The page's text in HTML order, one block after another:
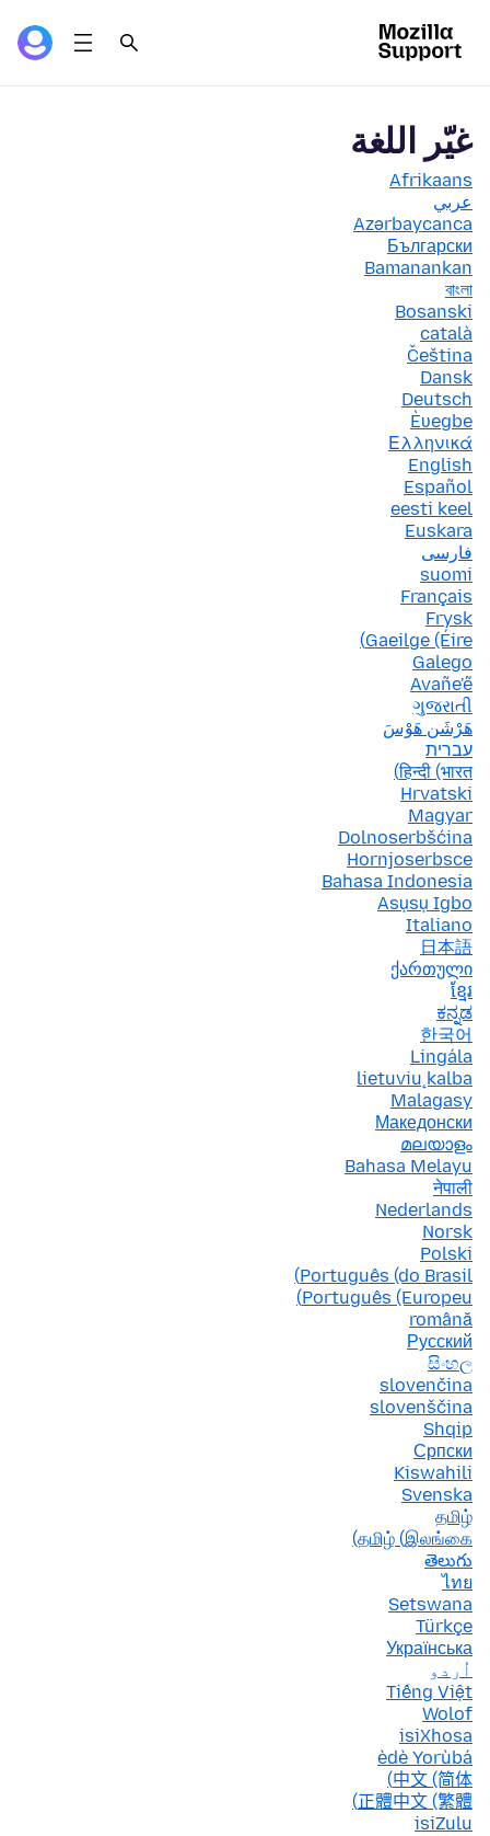
غيّر اللغة
Afrikaans
عربي
Azərbaycanca
Български
Bamanankan
বাংলা
Bosanski
català
Čeština
Dansk
Deutsch
Èʋegbe
Ελληνικά
English
Español
eesti keel
Euskara
فارسی
suomi
Français
Frysk
Gaeilge (Éire)
Galego
Avañe'ẽ
ગુજરાતી
هَرْشَن هَوْسَ
עברית
हिन्दी (भारत)
Hrvatski
Magyar
Dolnoserbšćina
Hornjoserbsce
Bahasa Indonesia
Asụsụ Igbo
Italiano
日本語
ქართული
ខ្មែរ
ಕನ್ನಡ
한국어
Lingála
lietuvių kalba
Malagasy
Македонски
മലയാളം
Bahasa Melayu
नेपाली
Nederlands
Norsk
Polski
Português (do Brasil)
Português (Europeu)
română
Русский
සිංහල
slovenčina
slovenščina
Shqip
Српски
Kiswahili
Svenska
தமிழ்
தமிழ் (இலங்கை)
తెలుగు
ไทย
Setswana
Türkçe
Українська
اُردو
Tiếng Việt
Wolof
isiXhosa
èdè Yorùbá
中文 (简体)
正體中文 (繁體)
isiZulu